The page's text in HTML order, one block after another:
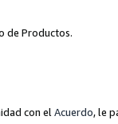
de Productos.
con el Acuerdo, le